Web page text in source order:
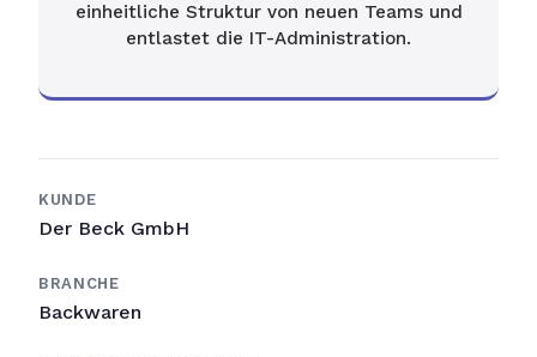
einheitliche Struktur von neuen Teams und
entlastet die IT-Administration.
KUNDE
Der Beck GmbH
BRANCHE
Backwaren